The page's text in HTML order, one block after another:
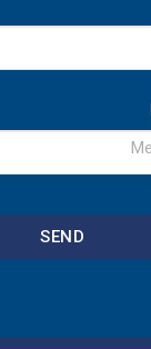
SEND